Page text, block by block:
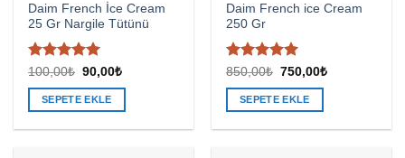
Daim French İce Cream
25 Gr Nargile Tütünü
5 üzerinden
5oy aldı
100,00₺ Orijinal
100,00₺.
90,00₺Şu
SEPETE EKLE
Daim French ice Cream
250 Gr
5 üzerinden
5oy aldı
850,00₺ Orijinal
850,00₺.
750,00₺Şu
SEPETE EKLE